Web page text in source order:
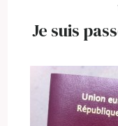
Je suis